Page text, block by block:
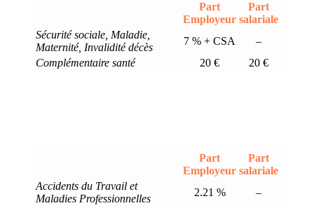
Part
Employeur
Part
salariale
Sécurité sociale, Maladie,
Maternité, Invalidité décès
7 % + CSA
–
Complémentaire santé
20 € 20 €
Part
Employeur
Part
salariale
Accidents du Travail et
Maladies Professionnelles
2.21 % –